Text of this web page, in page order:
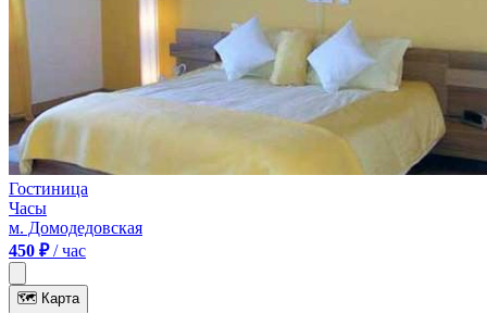
Гостиница
Часы
м. Домодедовская
450 ₽/ час
🗺 Карта